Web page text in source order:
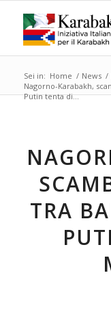
Sei in: Home / News /
Nagorno-Karabakh,
Putin tenta di...
TRA